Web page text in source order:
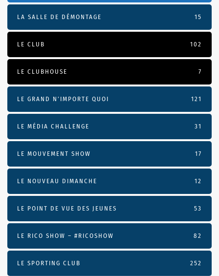
LA SALLE DE DÉMONTAGE 15
LE CLUB 102
LE CLUBHOUSE 7
LE GRAND N’IMPORTE QUOI 121
LE MÉDIA CHALLENGE 31
LE MOUVEMENT SHOW 17
LE NOUVEAU DIMANCHE 12
LE POINT DE VUE DES JEUNES 53
LE RICO SHOW – #RICOSHOW 82
LE SPORTING CLUB 252